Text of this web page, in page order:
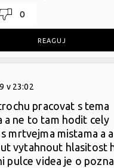
0
REAGUJ
v 23:02
pracovat s tema
a ne to tam hodit cely
mrtvejma mistama a
vytahnout hlasitost
pulce videa je o